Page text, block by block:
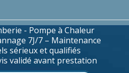
- Pompe à Chaleur
7J/7 – Maintenance
sérieux et qualifiés
validé avant prestation